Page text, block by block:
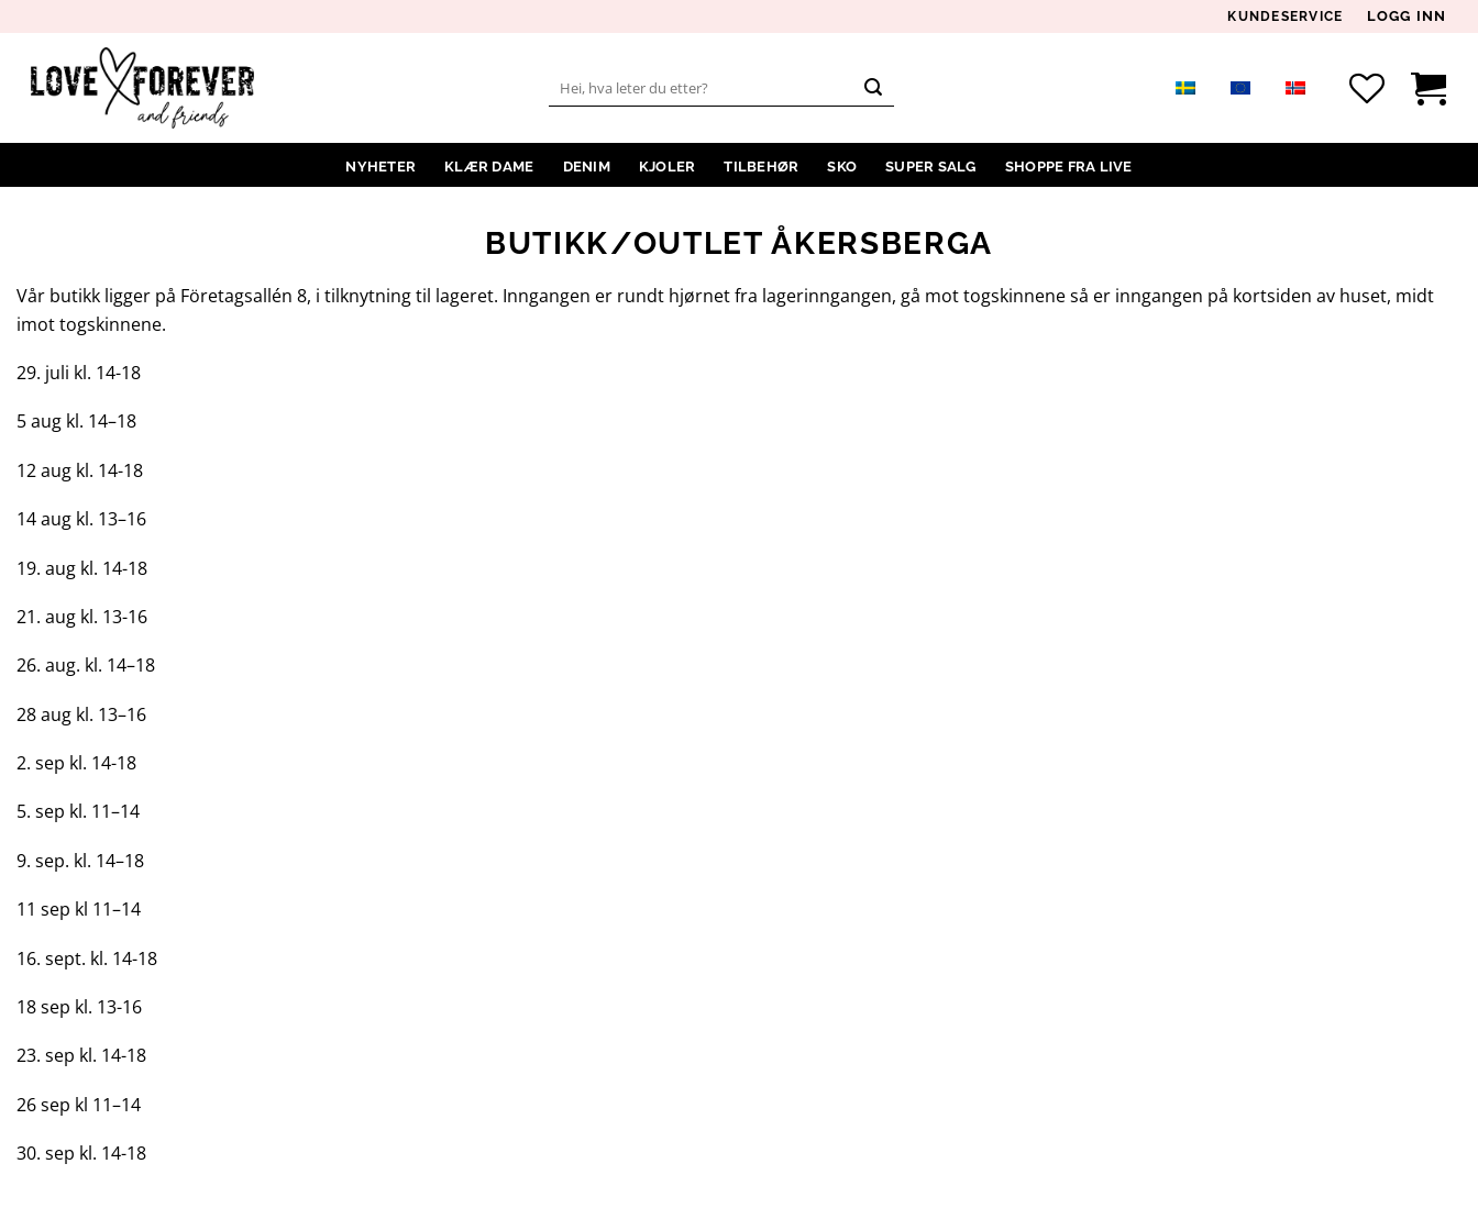
innhold
KUNDESERVICE LOGG INN
Søk
etter:
NYHETER KLÆR DAME DENIM KJOLER TILBEHØR SKO SUPER SALG SHOPPE FRA LIVE
BUTIKK/OUTLET ÅKERSBERGA
Vår butikk ligger på Företagsallén 8, i tilknytning til lageret. Inngangen er rundt hjørnet fra lagerinngangen, gå mot togskinnene så er inngangen på kortsiden av huset, midt
imot togskinnene.
29. juli kl. 14-18
5 aug kl. 14–18
12 aug kl. 14-18
14 aug kl. 13–16
19. aug kl. 14-18
21. aug kl. 13-16
26. aug. kl. 14–18
28 aug kl. 13–16
2. sep kl. 14-18
5. sep kl. 11–14
9. sep. kl. 14–18
11 sep kl 11–14
16. sept. kl. 14-18
18 sep kl. 13-16
23. sep kl. 14-18
26 sep kl 11–14
30. sep kl. 14-18